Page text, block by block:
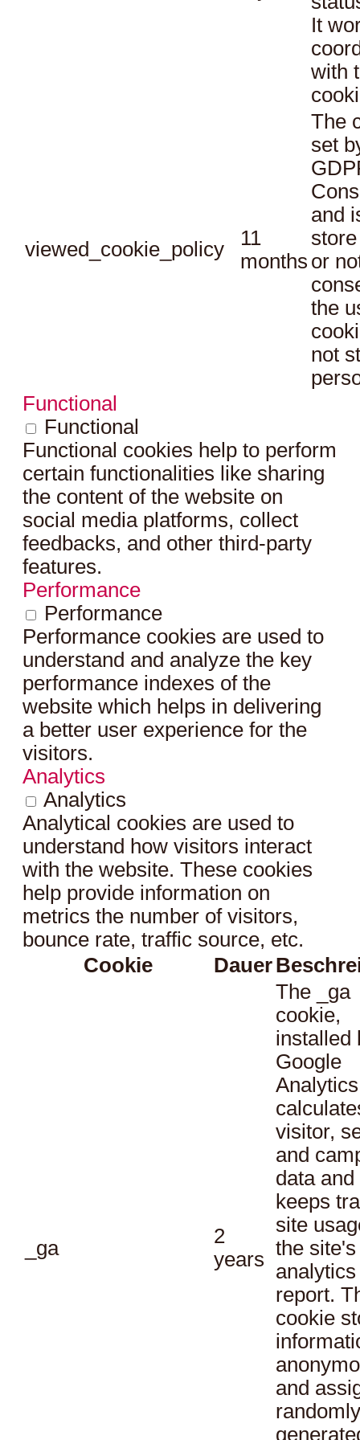
It
with
viewed_cookie_policy
11
months
The
set
and
or
the
not
Functional
Functional
Functional cookies help to perform
certain functionalities like sharing
the content of the website on
social media platforms, collect
feedbacks, and other third-party
features.
Performance
Performance
Performance cookies are used to
understand and analyze the key
performance indexes of the
website which helps in delivering
a better user experience for the
visitors.
Analytics
Analytics
Analytical cookies are used to
understand how visitors interact
with the website. These cookies
help provide information on
metrics the number of visitors,
bounce rate, traffic source, etc.
Cookie
Dauer
_ga
2
years
The _ga
cookie,
installed
Google
visitor,
and
data and
keeps
site
the site's
analytics
report.
cookie
and
randomly